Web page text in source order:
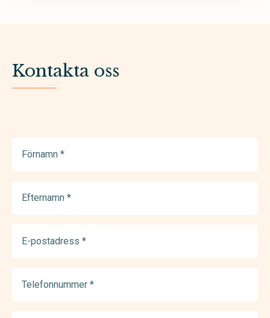
Kontakta oss
(Required)
(Required)
postadress
(Required)